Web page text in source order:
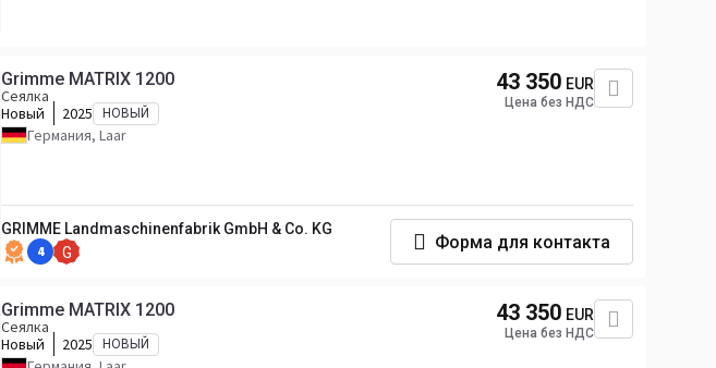
Grimme MATRIX 1200
Сеялка
Новый
2025 НОВЫЙ
Германия, Laar
43 350 EUR
Цена без НДС
GRIMME Landmaschinenfabrik GmbH & Co. KG
4 G
Форма для контакта
Grimme MATRIX 1200
Сеялка
Новый
2025 НОВЫЙ
43 350 EUR
Цена без НДС